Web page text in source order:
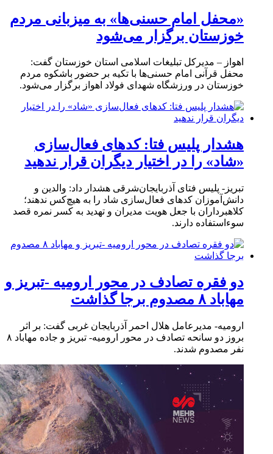
«محفل امام حسنی‌ها» به میزبانی مردم
خوزستان برگزار می‌شود
اهواز – مدیرکل تبلیغات اسلامی استان خوزستان گفت:
محفل قرآنی امام حسنی‌ها با تکیه بر حضور باشکوه مردم
خوزستان در ورزشگاه شهدای فولاد اهواز برگزار می‌شود.
هشدار پلیس فتا: کدهای فعال‌سازی
«شاد» را در اختیار دیگران قرار ندهید
تبریز- پلیس فتای آذربایجان‌شرقی هشدار داد: والدین و
دانش‌آموزان کدهای فعال‌سازی شاد را به هیچ‌کس ندهند؛
کلاهبرداران با جعل هویت مدیران و تهدید به کسر نمره قصد
سوءاستفاده دارند.
دو فقره تصادف در محور ارومیه -تبریز و
مهاباد ۸ مصدوم برجا گذاشت
ارومیه- مدیرعامل هلال احمر آذربایجان غربی گفت: بر اثر
بروز دو سانحه تصادف در محور ارومیه- تبریز و جاده مهاباد ۸
نفر مصدوم شدند.